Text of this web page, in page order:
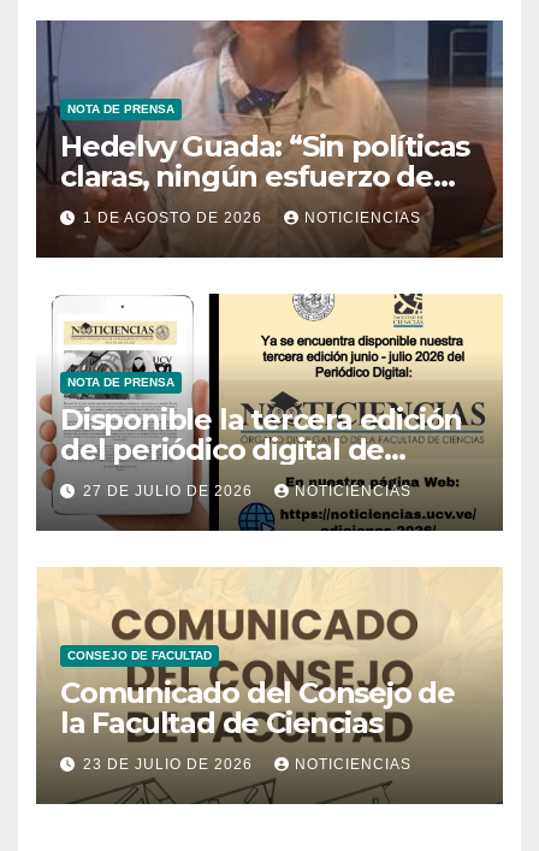
NOTA DE PRENSA
Hedelvy Guada: “Sin políticas
claras, ningún esfuerzo de
conservación rendirá frutos”
1 DE AGOSTO DE 2026 NOTICIENCIAS
NOTA DE PRENSA
Disponible la tercera edición
del periódico digital de
Noticiencias 2026
27 DE JULIO DE 2026 NOTICIENCIAS
CONSEJO DE FACULTAD
Comunicado del Consejo de
la Facultad de Ciencias
23 DE JULIO DE 2026 NOTICIENCIAS